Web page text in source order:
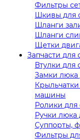
Фильтры
Шкивы для
Шланги
Шланги
Щетки
Запчасти
Втулки
Замки
машины
Ролики
Ручки
Суппорты,
Фильтры